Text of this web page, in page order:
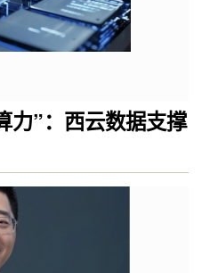
力”：西云数据支撑